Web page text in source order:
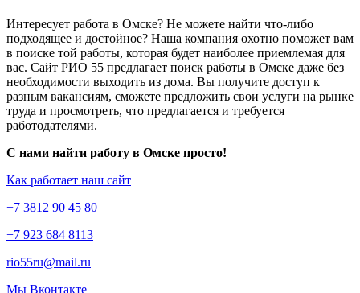
Интересует работа в Омске? Не можете найти что-либо
подходящее и достойное? Наша компания охотно поможет вам
в поиске той работы, которая будет наиболее приемлемая для
вас. Сайт РИО 55 предлагает поиск работы в Омске даже без
необходимости выходить из дома. Вы получите доступ к
разным вакансиям, сможете предложить свои услуги на рынке
труда и просмотреть, что предлагается и требуется
работодателями.
С нами найти работу в Омске просто!
Как работает наш сайт
+7 3812 90 45 80
+7 923 684 8113
rio55ru@mail.ru
Мы Вконтакте